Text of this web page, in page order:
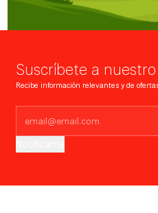
Suscríbete a
Recibe información relevantes y de